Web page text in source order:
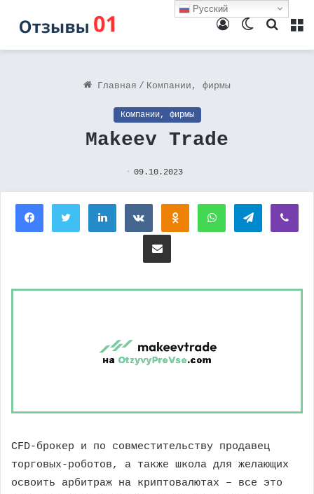
Поиск
Switch
Войти
Главная / Компании, фирмы
Компании, фирмы
Makeev Trade
09.10.2023
FacebookTwitterLinkedInВконтактеОдноклассники
WhatsAppTelegram
Поделиться через электронную почту
CFD-брокер и по совместительству продавец
торговых-роботов, а также школа для желающих
освоить арбитраж на криптовалютах – все это
Русский